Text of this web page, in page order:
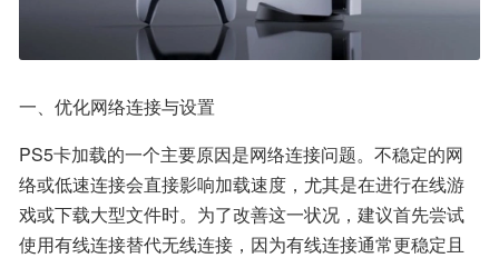
一、优化网络连接与设置
PS5卡加载的一个主要原因是网络连接问题。不稳定的网
络或低速连接会直接影响加载速度，尤其是在进行在线游
戏或下载大型文件时。为了改善这一状况，建议首先尝试
使用有线连接替代无线连接，因为有线连接通常更稳定且